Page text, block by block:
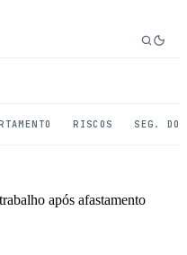
RISCOS SEG. DO
após afastamento